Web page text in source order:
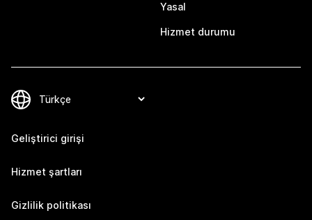
Yasal
Hizmet durumu
Geliştirici girişi
Hizmet şartları
Gizlilik politikası